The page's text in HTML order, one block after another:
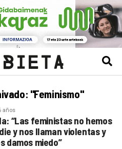
"Feminismo"
años
“Las feministas no hemos
y nos llaman violentas y
damos miedo”